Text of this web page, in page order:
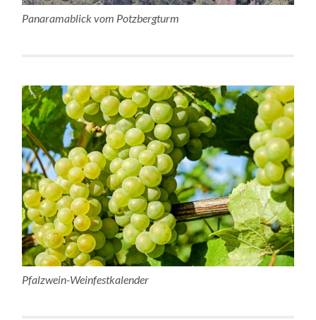
Panaramablick vom Potzbergturm
Pfalzwein-Weinfestkalender